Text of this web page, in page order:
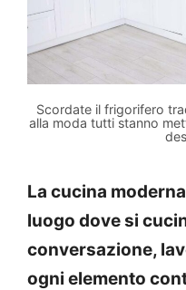
Scordate il frigorifero
alla moda tutti stanno
La cucina
luogo dove si
conversazione,
ogni elemento